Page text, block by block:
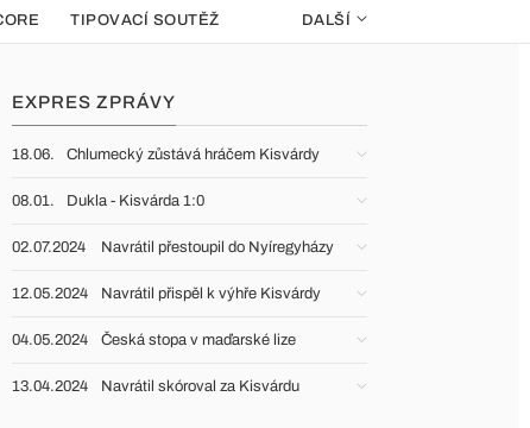
TIPOVACÍ SOUTĚŽ DALŠÍ
EXPRES ZPRÁVY
18.06. Chlumecký zůstává hráčem Kisvárdy
08.01. Dukla - Kisvárda 1:0
02.07.2024 Navrátil přestoupil do Nyíregyházy
12.05.2024 Navrátil přispěl k výhře Kisvárdy
04.05.2024 Česká stopa v maďarské lize
13.04.2024 Navrátil skóroval za Kisvárdu